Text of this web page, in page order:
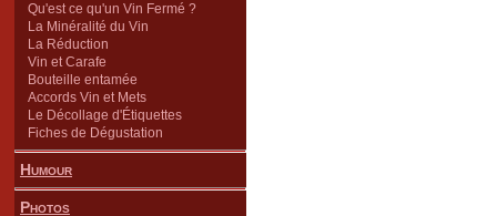
Qu'est ce qu'un Vin Fermé ?
La Minéralité du Vin
La Réduction
Vin et Carafe
Bouteille entamée
Accords Vin et Mets
Le Décollage d'Étiquettes
Fiches de Dégustation
Humour
Photos